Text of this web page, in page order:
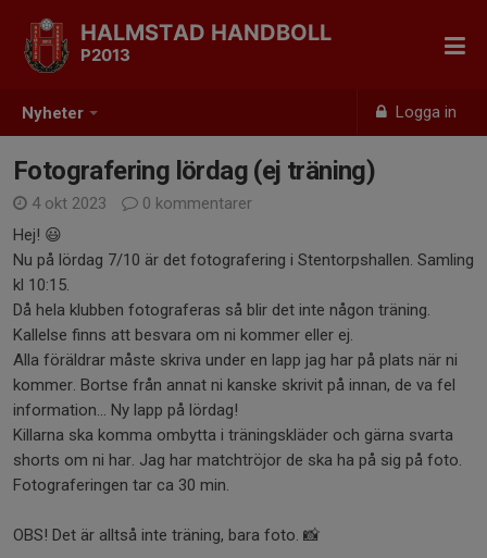
Nyheter Logga in
HALMSTAD HANDBOLL
P2013
Fotografering lördag (ej träning)
4 okt 2023
0 kommentarer
Hej! 😃
Nu på lördag 7/10 är det fotografering i Stentorpshallen. Samling
kl 10:15.
Då hela klubben fotograferas så blir det inte någon träning.
Kallelse finns att besvara om ni kommer eller ej.
Alla föräldrar måste skriva under en lapp jag har på plats när ni
kommer. Bortse från annat ni kanske skrivit på innan, de va fel
information… Ny lapp på lördag!
Killarna ska komma ombytta i träningskläder och gärna svarta
shorts om ni har. Jag har matchtröjor de ska ha på sig på foto.
Fotograferingen tar ca 30 min.
OBS! Det är alltså inte träning, bara foto. 📸